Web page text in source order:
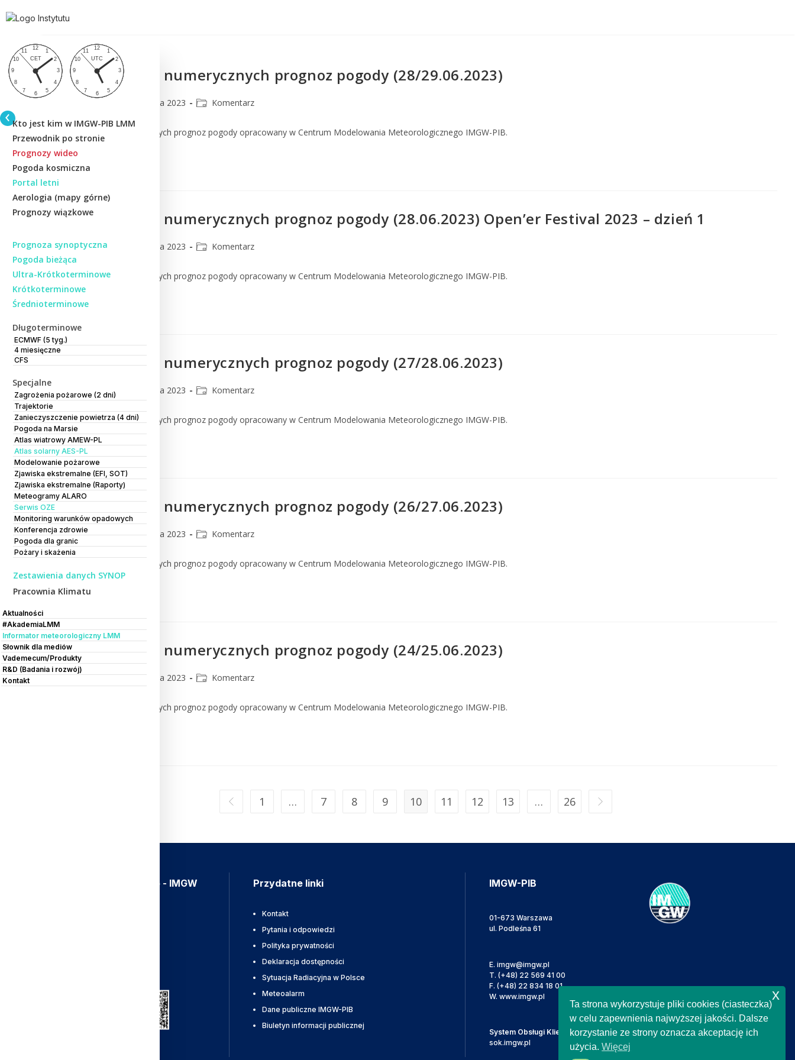
Kto jest kim w IMGW-PIB LMM
Przewodnik po stronie
Prognozy wideo
Pogoda kosmiczna
Portal letni
Aerologia (mapy górne)
Prognozy wiązkowe
Prognoza synoptyczna
Pogoda bieżąca
Ultra-Krótkoterminowe
Krótkoterminowe
Średnioterminowe
Długoterminowe
ECMWF (5 tyg.)
4 miesięczne
CFS
Specjalne
Zagrożenia pożarowe (2 dni)
Trajektorie
Zanieczyszczenie powietrza (4 dni)
Pogoda na Marsie
Atlas wiatrowy AMEW-PL
Atlas solarny AES-PL
Modelowanie pożarowe
Zjawiska ekstremalne (EFI, SOT)
Zjawiska ekstremalne (Raporty)
Meteogramy ALARO
Serwis OZE
Monitoring warunków opadowych
Konferencja zdrowie
Pogoda dla granic
Pożary i skażenia
Zestawienia danych SYNOP
Pracownia Klimatu
Aktualności
#AkademiaLMM
Informator meteorologiczny LMM
Słownik dla mediów
Vademecum/Produkty
R&D (Badania i rozwój)
Kontakt
Komentarz do numerycznych prognoz pogody (28/29.06.2023)
28 czerwca 2023 Komentarz
Komentarz do numerycznych prognoz pogody opracowany w Centrum Modelowania Meteorologicznego IMGW-PIB.
Komentarz do numerycznych prognoz pogody (28.06.2023) Open’er Festival 2023 – dzień 1
CMM 28 czerwca 2023 Komentarz
Komentarz do numerycznych prognoz pogody opracowany w Centrum Modelowania Meteorologicznego IMGW-PIB.
Czytaj Dalej
Komentarz do numerycznych prognoz pogody (27/28.06.2023)
CMM 27 czerwca 2023 Komentarz
Komentarz do numerycznych prognoz pogody opracowany w Centrum Modelowania Meteorologicznego IMGW-PIB.
Czytaj Dalej
Komentarz do numerycznych prognoz pogody (26/27.06.2023)
CMM 26 czerwca 2023 Komentarz
Komentarz do numerycznych prognoz pogody opracowany w Centrum Modelowania Meteorologicznego IMGW-PIB.
Czytaj Dalej
Komentarz do numerycznych prognoz pogody (24/25.06.2023)
CMM 24 czerwca 2023 Komentarz
Komentarz do numerycznych prognoz pogody opracowany w Centrum Modelowania Meteorologicznego IMGW-PIB.
1 … 7 8 9 10 11 12 13 … 26
Aplikacja Meteo - IMGW Przydatne linki
Kontakt
Pytania i odpowiedzi
Polityka prywatności
Deklaracja dostępności
Sytuacja Radiacyjna w Polsce
Meteoalarm
Dane publiczne IMGW-PIB
Biuletyn informacji publicznej
IMGW-PIB
01-673 Warszawa
ul. Podleśna 61
E. imgw@imgw.pl
T. (+48) 22 569 41 00
F. (+48) 22 834 18 01
W. www.imgw.pl
System Obsługi Klienta
sok.imgw.pl
Ta strona wykorzystuje pliki cookies (ciasteczka)
w celu zapewnienia najwyższej jakości. Dalsze
korzystanie ze strony oznacza akceptację ich
użycia.Więcej
x